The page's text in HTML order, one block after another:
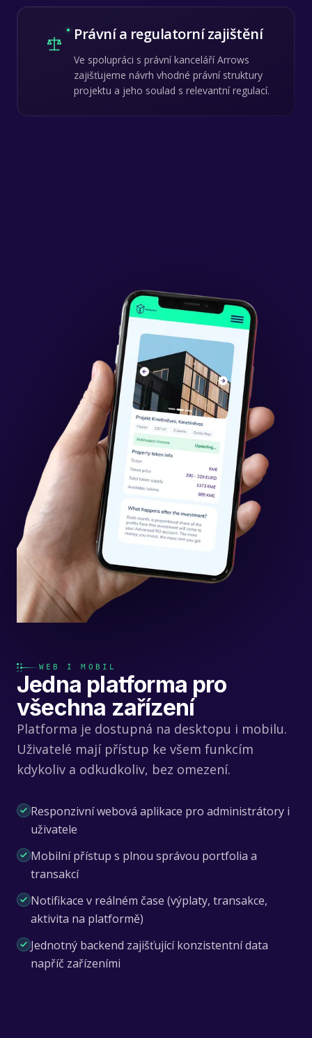
Právní a regulatorní zajištění
Ve spolupráci s právní kanceláří Arrows
zajišťujeme návrh vhodné právní struktury
projektu a jeho soulad s relevantní regulací.
WEB I MOBIL
Jedna platforma pro
všechna zařízení
Platforma je dostupná na desktopu i mobilu.
Uživatelé mají přístup ke všem funkcím
kdykoliv a odkudkoliv, bez omezení.
Responzivní webová aplikace pro administrátory i
uživatele
Mobilní přístup s plnou správou portfolia a
transakcí
Notifikace v reálném čase (výplaty, transakce,
aktivita na platformě)
Jednotný backend zajišťující konzistentní data
napříč zařízeními